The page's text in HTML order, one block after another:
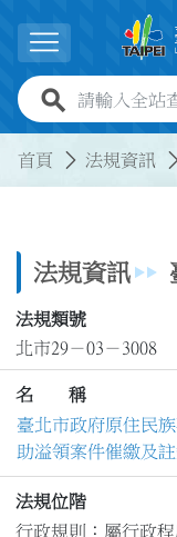
展開選單
全站查詢關
首頁 法規資訊
法規資訊
法規類號
北市29－03－3008
名 稱
臺北市政府原住民
助溢領案件催繳及
法規位階
行政規則：屬行政